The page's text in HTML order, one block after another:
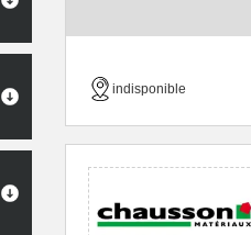
indisponible